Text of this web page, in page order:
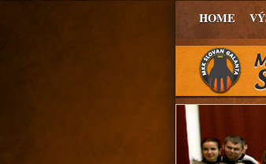
HOME